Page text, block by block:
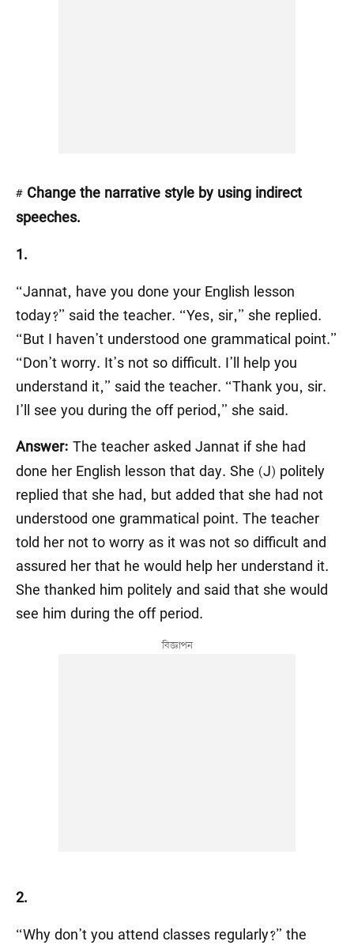
# Change the narrative style by using indirect
speeches.
1.
“Jannat, have you done your English lesson
today?” said the teacher. “Yes, sir,” she replied.
“But I haven’t understood one grammatical point.”
“Don’t worry. It’s not so difficult. I’ll help you
understand it,” said the teacher. “Thank you, sir.
I’ll see you during the off period,” she said.
Answer: The teacher asked Jannat if she had
done her English lesson that day. She (J) politely
replied that she had, but added that she had not
understood one grammatical point. The teacher
told her not to worry as it was not so difficult and
assured her that he would help her understand it.
She thanked him politely and said that she would
see him during the off period.
2.
“Why don’t you attend classes regularly?” the